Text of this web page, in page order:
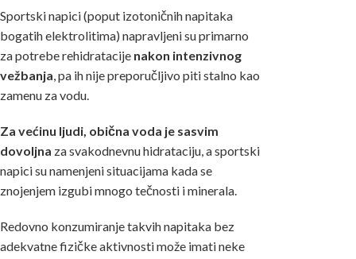
Sportski napici (poput izotoničnih napitaka
bogatih elektrolitima) napravljeni su primarno
za potrebe rehidratacije nakon intenzivnog
vežbanja , pa ih nije preporučljivo piti stalno kao
zamenu za vodu.
Za većinu ljudi, obična voda je sasvim
dovoljna za svakodnevnu hidrataciju, a sportski
napici su namenjeni situacijama kada se
znojenjem izgubi mnogo tečnosti i minerala.
Redovno konzumiranje takvih napitaka bez
adekvatne fizičke aktivnosti može imati neke